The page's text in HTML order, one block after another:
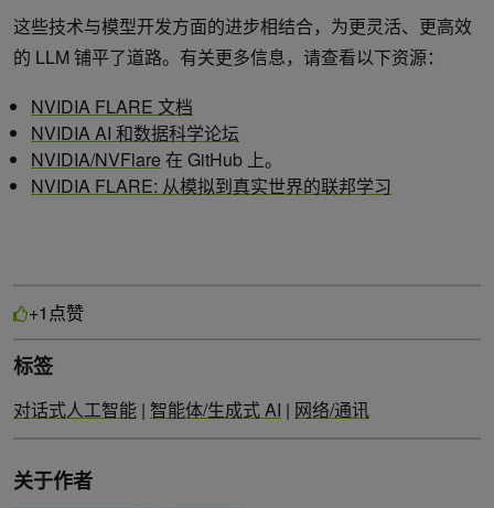
这些技术与模型开发方面的进步相结合，为更灵活、更高效
的 LLM 铺平了道路。有关更多信息，请查看以下资源：
NVIDIA FLARE 文档
NVIDIA AI 和数据科学论坛
NVIDIA/NVFlare 在 GitHub 上。
NVIDIA FLARE: 从模拟到真实世界的联邦学习
+1 点赞
标签
对话式人工智能 | 智能体/生成式 AI | 网络/通讯
关于作者